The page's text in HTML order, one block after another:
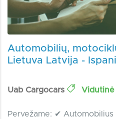
Automobilių,
Lietuva Latvija -
Uab Cargocars Vidutinė
Pervežame: ✔